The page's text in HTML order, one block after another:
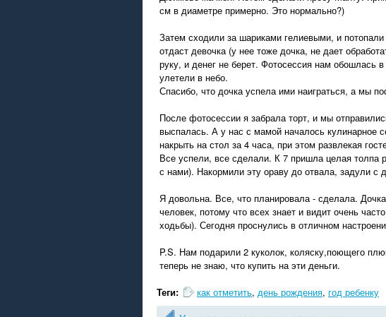
см в диаметре примерно. Это нормально?)
Затем сходили за шариками гелиевыми, и
отдаст девочка (у нее тоже дочка, не дает
руку, и денег не берет. Фотосессия нам обошлась
улетели в небо.
Спасибо, что дочка успела ими наиграться, а мы
После фотосессии я забрала торт, и мы
выспалась. А у нас с мамой началось кулинарное
накрыть на стол за 4 часа, при этом развлекая
Все успели, все сделали. К 7 пришла целая толпа
с нами). Накормили эту ораву до отвала, задули с
Я довольна. Все, что планировала - сделала. Дочка
человек, потому что всех знает и видит очень
ходьбы). Сегодня проснулись в отличном
P.S. Нам подарили 2 куколок, коляску,поющего
теперь не знаю, что купить на эти деньги.
Теги:
как отметить, день рождения, год ребенку